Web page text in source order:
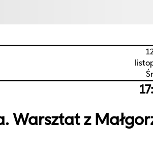
Śr
Warsztat z